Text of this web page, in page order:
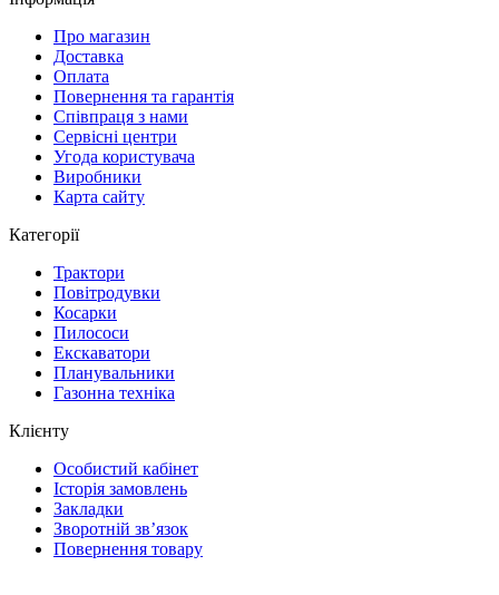
Про магазин
Доставка
Оплата
Повернення та гарантія
Співпраця з нами
Сервісні центри
Угода користувача
Виробники
Карта сайту
Категорії
Трактори
Повітродувки
Косарки
Пилососи
Екскаватори
Планувальники
Газонна техніка
Клієнту
Особистий кабінет
Історія замовлень
Закладки
Зворотній зв’язок
Повернення товару